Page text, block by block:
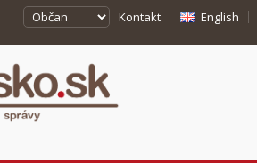
Kontakt English